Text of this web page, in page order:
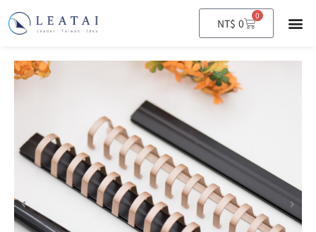
NT$ 0
0
購
物